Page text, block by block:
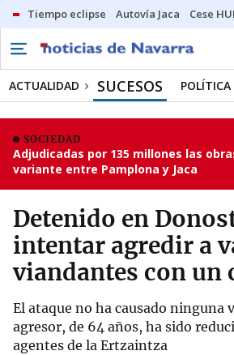
Tiempo eclipse Autovía Jaca Cese
ACTUALIDAD SUCESOS POLÍTICA
SOCIEDAD
Adjudicadas por 135 millones las
variante entre Pamplona y Jaca
Detenido en
intentar agredir a
viandantes con un
El ataque no ha causado ninguna
agresor, de 64 años, ha sido
agentes de la Ertzaintza